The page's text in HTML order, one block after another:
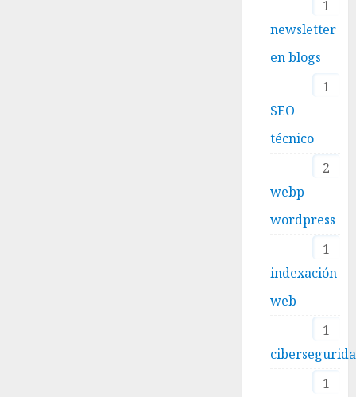
1
newsletter
en blogs
1
SEO
técnico
2
webp
wordpress
1
indexación
web
1
1